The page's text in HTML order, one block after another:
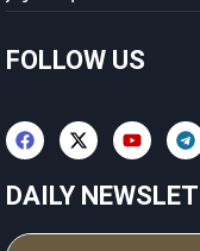
FOLLOW US
DAILY